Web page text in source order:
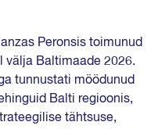
Peronsis toimunud
välja Baltimaade 2026.
tunnustati möödunud
Balti regioonis,
tähtsuse,